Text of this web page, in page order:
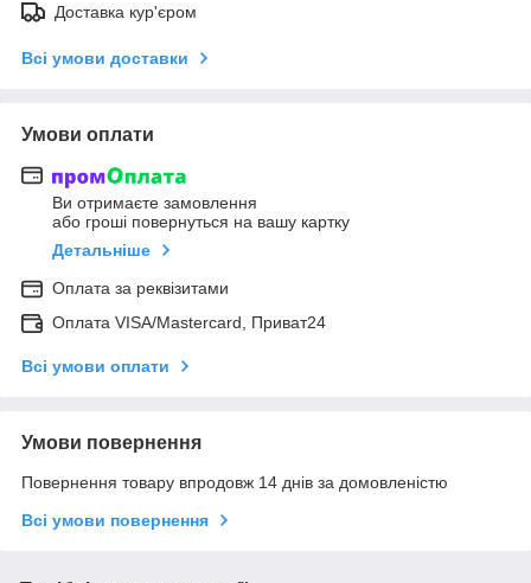
Доставка кур'єром
Всі умови доставки
Умови оплати
Ви отримаєте замовлення
або гроші повернуться на вашу картку
Детальніше
Оплата за реквізитами
Оплата VISA/Mastercard, Приват24
Всі умови оплати
Умови повернення
Повернення товару впродовж 14 днів за домовленістю
Всі умови повернення